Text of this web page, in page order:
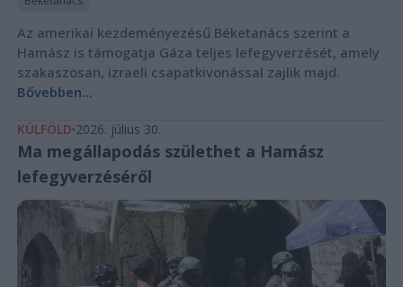
Az amerikai kezdeményezésű Béketanács szerint a
Hamász is támogatja Gáza teljes lefegyverzését, amely
szakaszosan, izraeli csapatkivonással zajlik majd.
Bővebben...
KÜLFÖLD 2026. július 30.
Ma megállapodás születhet a Hamász
lefegyverzéséről